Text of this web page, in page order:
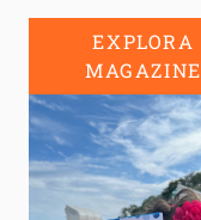
EXPLORA
MAGAZINE